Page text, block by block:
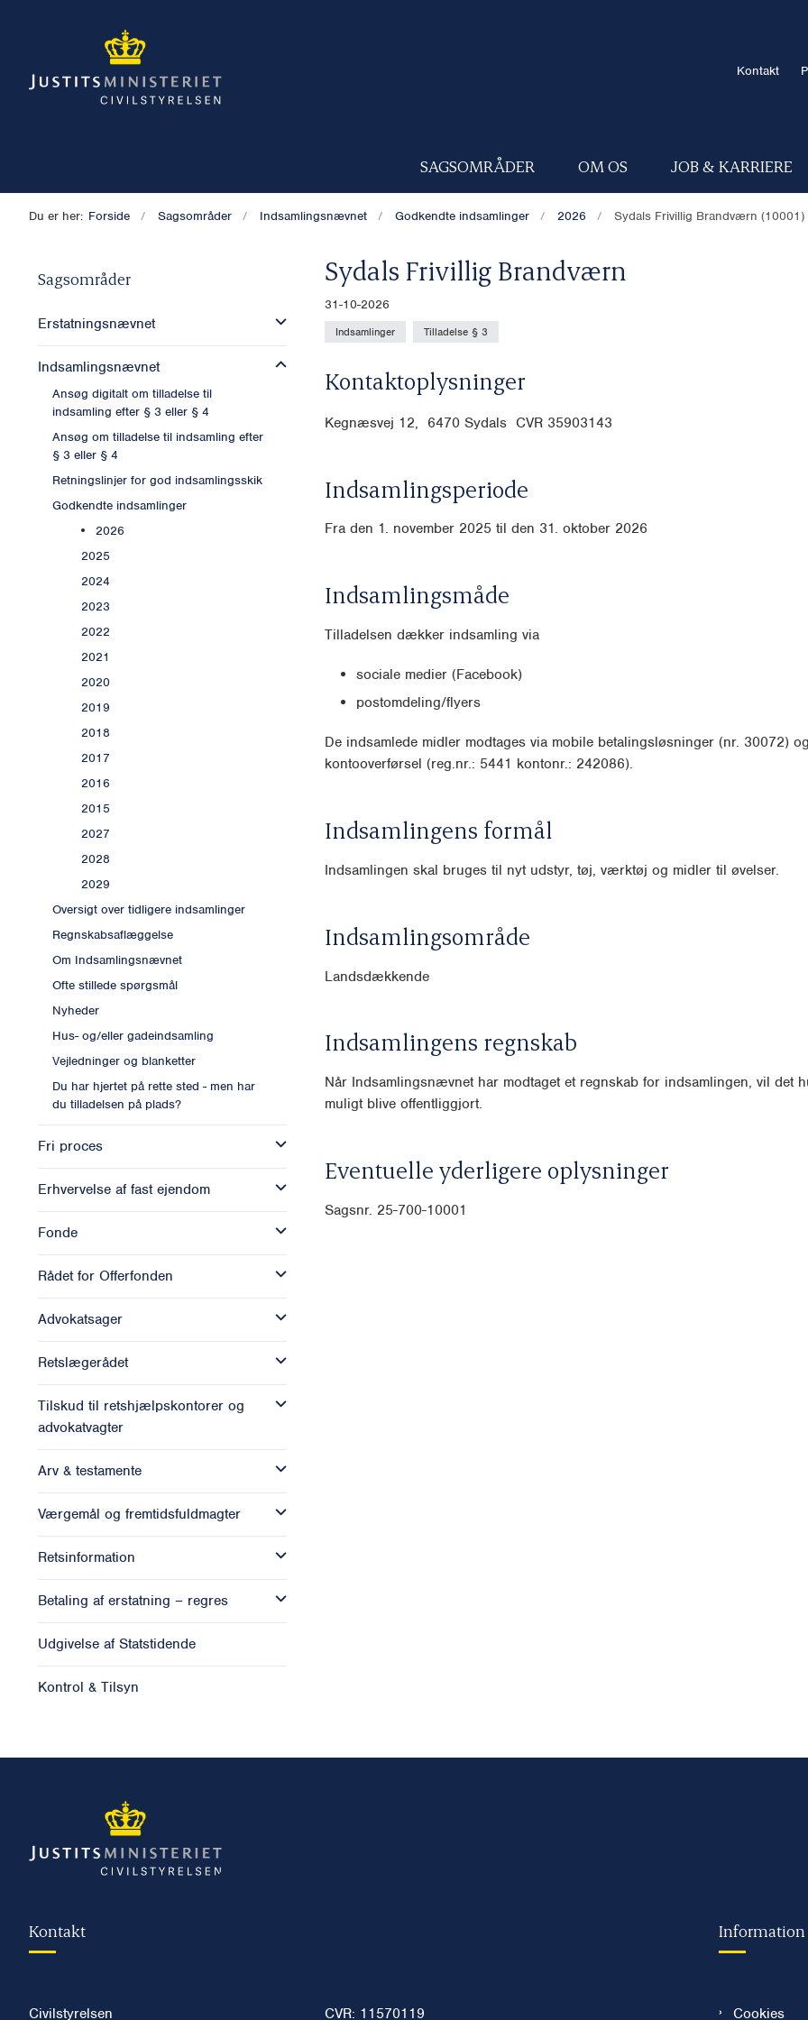
Kontakt
SAGSOMRÅDER OM OS JOB & KARRIERE
Du er her: Forside Sagsområder Indsamlingsnævnet Godkendte indsamlinger 2026 Sydals Frivillig Brandværn (10001)
Sagsområder
Erstatningsnævnet
Indsamlingsnævnet
Ansøg digitalt om tilladelse til
indsamling efter § 3 eller § 4
Ansøg om tilladelse til indsamling efter
§ 3 eller § 4
Retningslinjer for god indsamlingsskik
Godkendte indsamlinger
2026
2025
2024
2023
2022
2021
2020
2019
2018
2017
2016
2015
2027
2028
2029
Oversigt over tidligere indsamlinger
Regnskabsaflæggelse
Om Indsamlingsnævnet
Ofte stillede spørgsmål
Nyheder
Hus- og/eller gadeindsamling
Vejledninger og blanketter
Du har hjertet på rette sted - men har
du tilladelsen på plads?
Fri proces
Erhvervelse af fast ejendom
Fonde
Rådet for Offerfonden
Advokatsager
Retslægerådet
Tilskud til retshjælpskontorer og
advokatvagter
Arv & testamente
Værgemål og fremtidsfuldmagter
Retsinformation
Betaling af erstatning – regres
Udgivelse af Statstidende
Kontrol & Tilsyn
Sydals Frivillig Brandværn
31-10-2026
Indsamlinger Tilladelse § 3
Kontaktoplysninger
Kegnæsvej 12, 6470 Sydals CVR 35903143
Indsamlingsperiode
Fra den 1. november 2025 til den 31. oktober 2026
Indsamlingsmåde
Tilladelsen dækker indsamling via
sociale medier (Facebook)
postomdeling/flyers
De indsamlede midler modtages via mobile betalingsløsninger (nr. 30072) og
kontooverførsel (reg.nr.: 5441 kontonr.: 242086).
Indsamlingens formål
Indsamlingen skal bruges til nyt udstyr, tøj, værktøj og midler til øvelser.
Indsamlingsområde
Landsdækkende
Indsamlingens regnskab
Når Indsamlingsnævnet har modtaget et regnskab for indsamlingen, vil det
muligt blive offentliggjort.
Eventuelle yderligere oplysninger
Sagsnr. 25-700-10001
Kontakt
Civilstyrelsen CVR: 11570119
Information
Cookies